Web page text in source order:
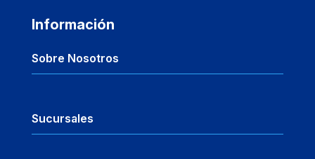
Información
Sobre Nosotros
Sucursales